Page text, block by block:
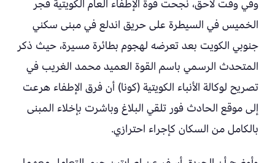
وفي وقت لاحق، نجحت قوة الإطفاء العام الكويتية فجر
الخميس في السيطرة على حريق اندلع في مبنى سكني
جنوبي الكويت بعد تعرضه لهجوم بطائرة مسيرة، حيث ذكر
المتحدث الرسمي باسم القوة العميد محمد الغريب في
تصريح لوكالة الأنباء الكويتية (كونا) أن فرق الإطفاء هرعت
إلى موقع الحادث فور تلقي البلاغ وباشرت بإخلاء المبنى
بالكامل من السكان كإجراء احترازي.